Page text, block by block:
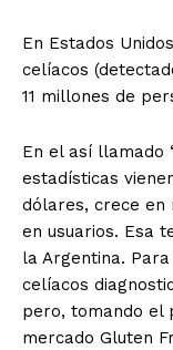
En Estados
celíacos
11 millones de
En el así llamado
estadísticas
dólares, crece en
en usuarios. Esa
la Argentina.
celíacos
pero, tomando el
mercado Gluten